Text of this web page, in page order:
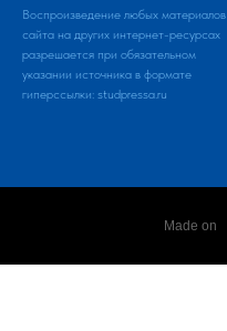
Воспроизведение любых материалов
сайта на других интернет-ресурсах
разрешается при обязательном
указании источника в формате
гиперссылки: studpressa.ru
Made on